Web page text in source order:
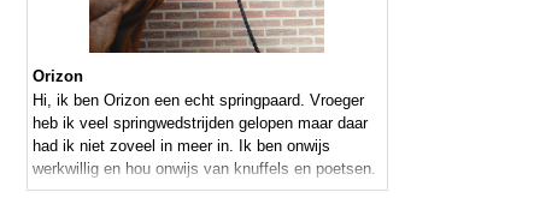
Orizon
Hi, ik ben Orizon een echt springpaard. Vroeger
heb ik veel springwedstrijden gelopen maar daar
had ik niet zoveel in meer in. Ik ben onwijs
werkwillig en hou onwijs van knuffels en poetsen.